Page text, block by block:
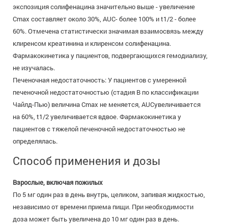
экспозиция солифенацина значительно выше - увеличение
Сmах составляет около 30%, AUC- более 100% и t1/2 - более
60%. Отмечена статистически значимая взаимосвязь между
клиренсом креатинина и клиренсом солифенацина.
Фармакокинетика у пациентов, подвергающихся гемодиализу,
не изучалась.
Печеночная недостаточность: У пациентов с умеренной
печеночной недостаточностью (стадия В по классификации
Чайлд-Пью) величина Сmах не меняется, AUCувеличивается
на 60%, t1/2 увеличивается вдвое. Фармакокинетика у
пациентов с тяжелой печеночной недостаточностью не
определялась.
Способ применения и дозы
Взрослые, включая пожилых
По 5 мг один раз в день внутрь, целиком, запивая жидкостью,
независимо от времени приема пищи. При необходимости
доза может быть увеличена до 10 мг один раз в день.